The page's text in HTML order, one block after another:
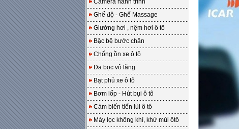
Camera hành trình
Ghế độ - Ghế Massage
Giường hơi , nệm hơi ô tô
Bậc bệ bước chân
Chống ồn xe ô tô
Da bọc vô lăng
Bạt phủ xe ô tô
Bơm lốp - Hút bụi ô tô
Cảm biến tiến lùi ô tô
Máy lọc không khí, khử mùi ôtô